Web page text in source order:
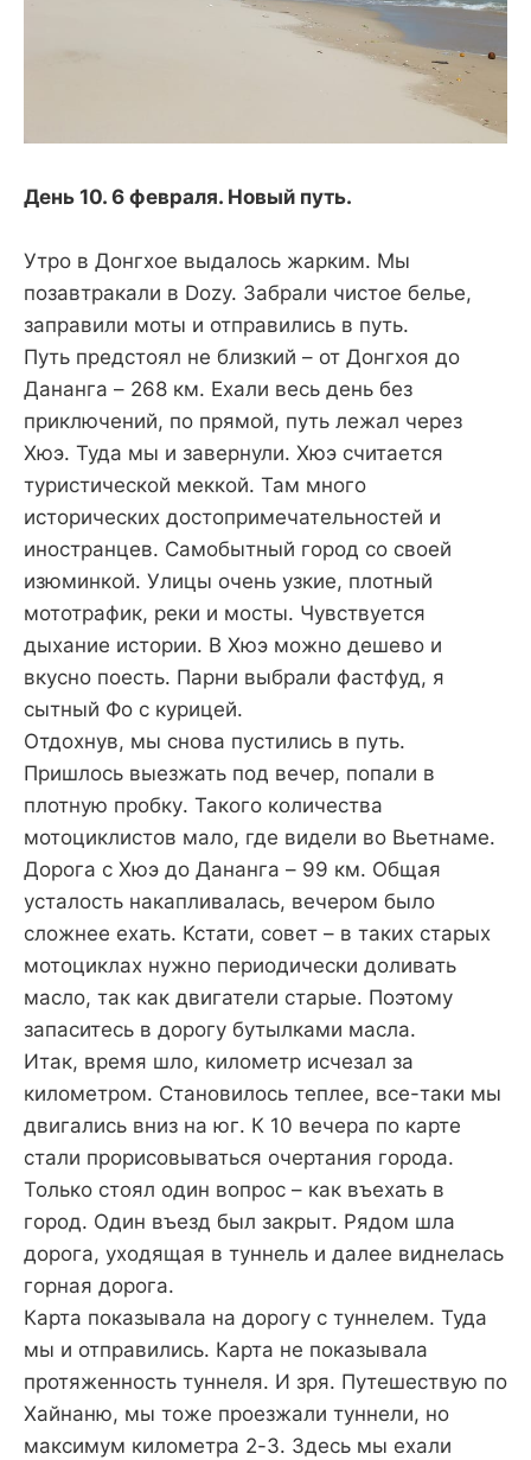
День 10. 6 февраля. Новый путь.
Утро в Донгхое выдалось жарким. Мы
позавтракали в Dozy. Забрали чистое белье,
заправили моты и отправились в путь.
Путь предстоял не близкий – от Донгхоя до
Дананга – 268 км. Ехали весь день без
приключений, по прямой, путь лежал через
Хюэ. Туда мы и завернули. Хюэ считается
туристической меккой. Там много
исторических достопримечательностей и
иностранцев. Самобытный город со своей
изюминкой. Улицы очень узкие, плотный
мототрафик, реки и мосты. Чувствуется
дыхание истории. В Хюэ можно дешево и
вкусно поесть. Парни выбрали фастфуд, я
сытный Фо с курицей.
Отдохнув, мы снова пустились в путь.
Пришлось выезжать под вечер, попали в
плотную пробку. Такого количества
мотоциклистов мало, где видели во Вьетнаме.
Дорога с Хюэ до Дананга – 99 км. Общая
усталость накапливалась, вечером было
сложнее ехать. Кстати, совет – в таких старых
мотоциклах нужно периодически доливать
масло, так как двигатели старые. Поэтому
запаситесь в дорогу бутылками масла.
Итак, время шло, километр исчезал за
километром. Становилось теплее, все-таки мы
двигались вниз на юг. К 10 вечера по карте
стали прорисовываться очертания города.
Только стоял один вопрос – как въехать в
город. Один въезд был закрыт. Рядом шла
дорога, уходящая в туннель и далее виднелась
горная дорога.
Карта показывала на дорогу с туннелем. Туда
мы и отправились. Карта не показывала
протяженность туннеля. И зря. Путешествую по
Хайнаню, мы тоже проезжали туннели, но
максимум километра 2-3. Здесь мы ехали